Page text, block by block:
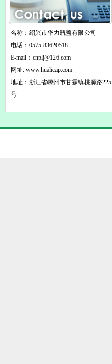
名称：绍兴市华力瓶盖有限公司
电话：0575-83620518
E-mail： cnplj@126.com
网址: www.hualicap.com
地址：浙江省嵊州市甘霖镇桃源路225
号